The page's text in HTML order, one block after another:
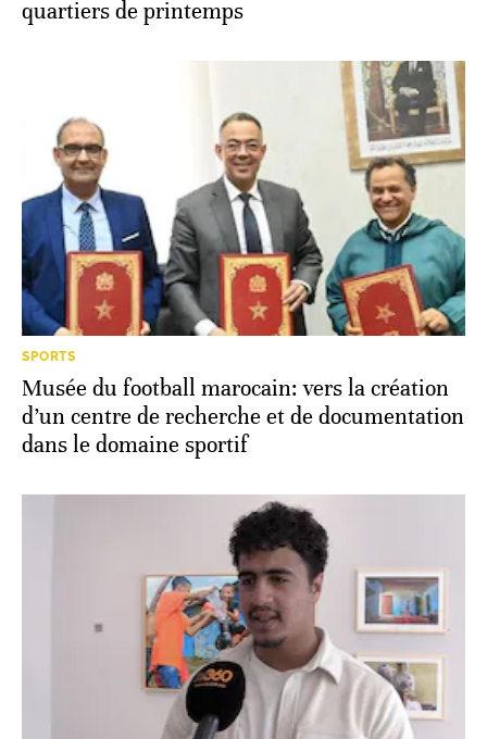
quartiers de printemps
SPORTS
Musée du football marocain: vers la création
d’un centre de recherche et de documentation
dans le domaine sportif